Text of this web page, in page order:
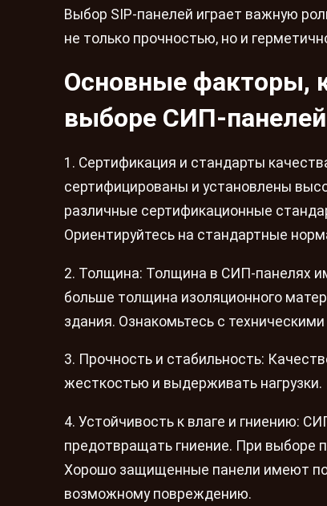
Выбор SIP-панелей играет важную
не только прочностью, но и
Основные факторы,
выборе СИП-
1. Сертификация и стандарты
сертифицированы и установлены
различные сертификационные
Ориентируйтесь на стандартные
2. Толщина: Толщина в СИП-панелях
больше толщина изоляционного
здания. Ознакомьтесь с
3. Прочность и стабильность:
жесткостью и выдерживать нагрузки.
4. Устойчивость к влаге и гниению:
предотвращать гниение. При выборе
Хорошо защищенные панели имеют
возможному повреждению.